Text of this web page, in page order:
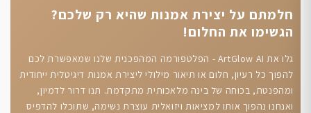
חלמתם על יצירת אמנות שהיא רק שלכם?
הגשימו את החלום!
גלו את ArtGlow AI - הפלטפורמה המהפכנית שלנו שמאפשרת לכם
להפוך כל רעיון, חלום או תיאור מילולי ליצירת אמנות דיגיטלית ייחודית
ומהפנטת, בכוחה של בינה מלאכותית מתקדמת. תנו דרור לדמיון,
ואנחנו נהפוך אותו למציאות ויזואלית עוצרת נשימה, שתוכלו להדפיס